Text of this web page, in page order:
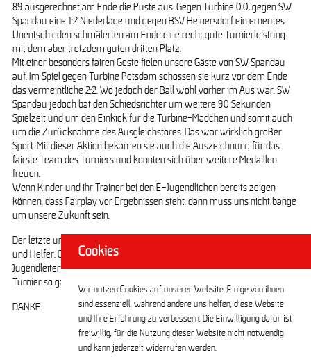
89 ausgerechnet am Ende die Puste aus. Gegen Turbine 0:0, gegen SW
Spandau eine 1:2 Niederlage und gegen BSV Heinersdorf ein erneutes
Unentschieden schmälerten am Ende eine recht gute Turnierleistung
mit dem aber trotzdem guten dritten Platz.
Mit einer besonders fairen Geste fielen unsere Gäste von SW Spandau
auf. Im Spiel gegen Turbine Potsdam schossen sie kurz vor dem Ende
das vermeintliche 2:2. Wo jedoch der Ball wohl vorher im Aus war. SW
Spandau jedoch bat den Schiedsrichter um weitere 90 Sekunden
Spielzeit und um den Einkick für die Turbine-Mädchen und somit auch
um die Zurücknahme des Ausgleichstores. Das war wirklich großer
Sport. Mit dieser Aktion bekamen sie auch die Auszeichnung für das
fairste Team des Turniers und konnten sich über weitere Medaillen
freuen.
Wenn Kinder und ihr Trainer bei den E-Jugendlichen bereits zeigen
können, dass Fairplay vor Ergebnissen steht, dann muss uns nicht bange
um unsere Zukunft sein.
Der letzte und ganz besondere Dank geht natürlich an ALLE Helferinnen
und Helfer. Ohne die zahlreichen Mamas und Papas und unserer
Jugendleiterin Sandra, die noch kurzfristig eingesprungen war, hätte das
Turnier so gar nicht laufen können.
DANKE
Cookies
Wir nutzen Cookies auf unserer Website. Einige von ihnen
sind essenziell, während andere uns helfen, diese Website
und Ihre Erfahrung zu verbessern. Die Einwilligung dafür ist
freiwillig, für die Nutzung dieser Website nicht notwendig
und kann jederzeit widerrufen werden.